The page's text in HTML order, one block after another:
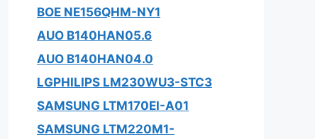
BOE NE156QHM-NY1
AUO B140HAN05.6
AUO B140HAN04.0
LGPHILIPS LM230WU3-STC3
SAMSUNG LTM170EI-A01
SAMSUNG LTM220M1-